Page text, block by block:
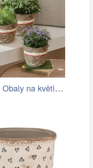
Weltbild Obaly na květináče z mořské…